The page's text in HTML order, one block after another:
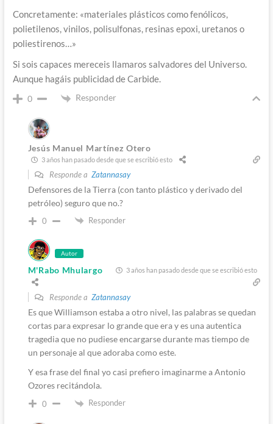
Concretamente: «materiales plásticos como fenólicos,
polietilenos, vinilos, polisulfonas, resinas epoxi, uretanos o
poliestirenos…»
Si sois capaces mereceis llamaros salvadores del Universo.
Aunque hagáis publicidad de Carbide.
0 Responder
Jesús Manuel Martínez Otero
3 años han pasado desde que se escribió esto
Responde a Zatannasay
Defensores de la Tierra (con tanto plástico y derivado del
petróleo) seguro que no.?
0 Responder
Autor
M'Rabo Mhulargo 3 años han pasado desde que se escribió esto
Responde a Zatannasay
Es que Williamson estaba a otro nivel, las palabras se quedan
cortas para expresar lo grande que era y es una autentica
tragedia que no pudiese encargarse durante mas tiempo de
un personaje al que adoraba como este.
Y esa frase del final yo casi prefiero imaginarme a Antonio
Ozores recitándola.
0 Responder